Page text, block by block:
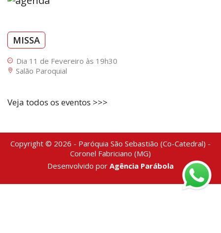
MISSA
Dia 11 de Fevereiro às 19h30
Salão Paroquial
Veja todos os eventos >>>
Copyright © 2026 - Paróquia São Sebastião (Co-Catedral) -
Coronel Fabriciano (MG)
Desenvolvido por Agência Parábola